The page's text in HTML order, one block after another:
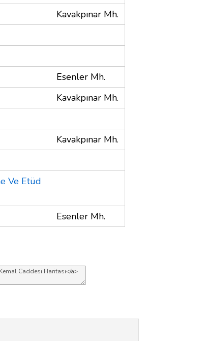
Kavakpınar Mh.
Esenler Mh.
Kavakpınar Mh.
Kavakpınar Mh.
Ve Etüd
Esenler Mh.